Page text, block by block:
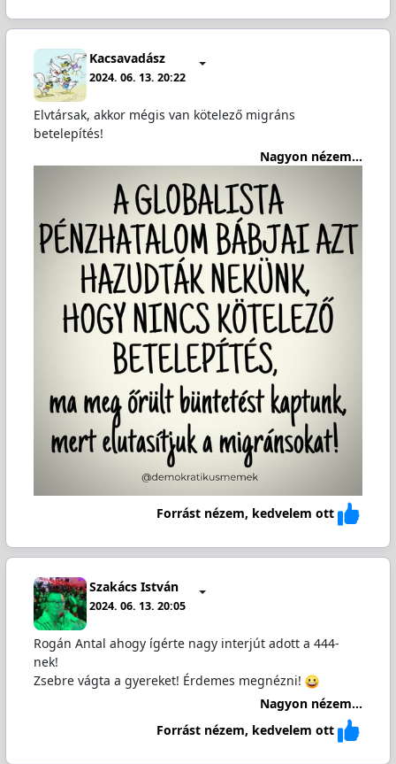
Kacsavadász
2024. 06. 13. 20:22
Elvtársak, akkor mégis van kötelező migráns
betelepítés!
Nagyon nézem...
Forrást nézem, kedvelem ott
Szakács István
2024. 06. 13. 20:05
Rogán Antal ahogy ígérte nagy interjút adott a 444-
nek!
Zsebre vágta a gyereket! Érdemes megnézni!
Nagyon nézem...
Forrást nézem, kedvelem ott